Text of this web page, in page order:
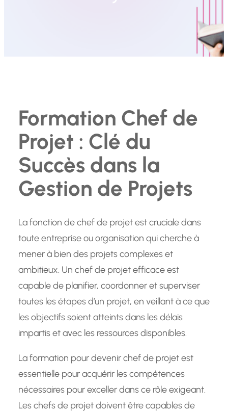
Formation Chef de
Projet : Clé du
Succès dans la
Gestion de Projets
La fonction de chef de projet est cruciale dans
toute entreprise ou organisation qui cherche à
mener à bien des projets complexes et
ambitieux. Un chef de projet efficace est
capable de planifier, coordonner et superviser
toutes les étapes d’un projet, en veillant à ce que
les objectifs soient atteints dans les délais
impartis et avec les ressources disponibles.
La formation pour devenir chef de projet est
essentielle pour acquérir les compétences
nécessaires pour exceller dans ce rôle exigeant.
Les chefs de projet doivent être capables de